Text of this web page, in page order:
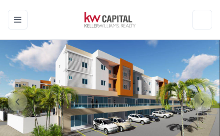
Toggle navigation menu